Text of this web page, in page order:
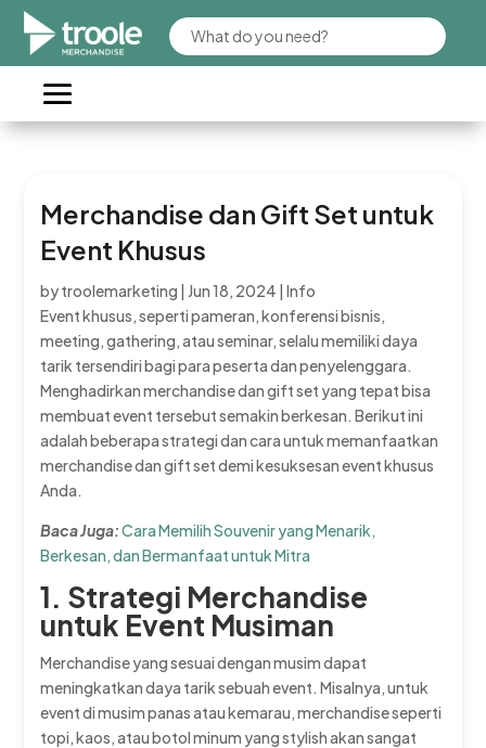
Merchandise dan Gift Set untuk
Event Khusus
bytroolemarketing | Jun 18, 2024 |Info
Event khusus, seperti pameran, konferensi bisnis,
meeting, gathering, atau seminar, selalu memiliki daya
tarik tersendiri bagi para peserta dan penyelenggara.
Menghadirkan merchandise dan gift set yang tepat bisa
membuat event tersebut semakin berkesan. Berikut ini
adalah beberapa strategi dan cara untuk memanfaatkan
merchandise dan gift set demi kesuksesan event khusus
Anda.
Baca Juga:Cara Memilih Souvenir yang Menarik,
Berkesan, dan Bermanfaat untuk Mitra
1. Strategi Merchandise
untuk Event Musiman
Merchandise yang sesuai dengan musim dapat
meningkatkan daya tarik sebuah event. Misalnya, untuk
event di musim panas atau kemarau, merchandise seperti
topi, kaos, atau botol minum yang stylish akan sangat